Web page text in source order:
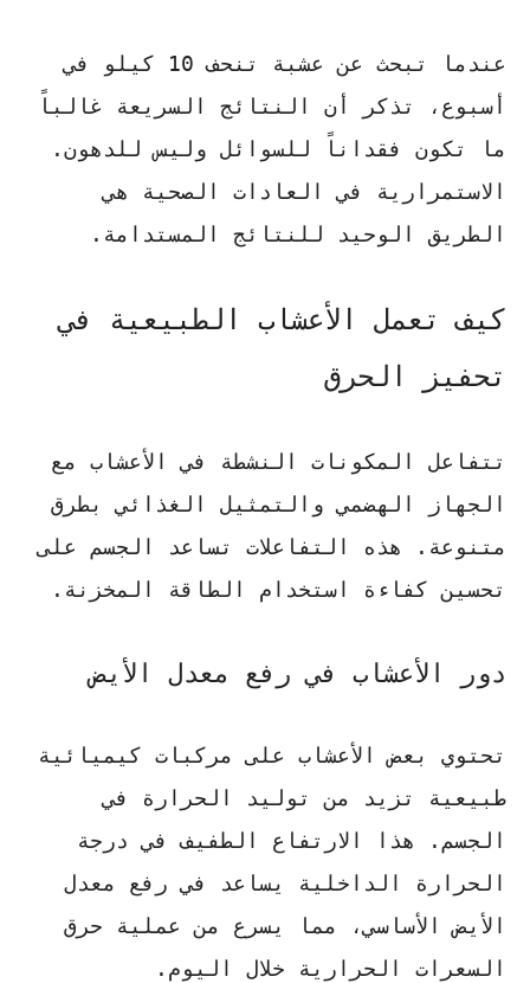
عندما تبحث عن
عشبة تنحف 10 كيلو في
أسبوع ، تذكر أن النتائج السريعة غالباً
ما تكون فقداناً للسوائل وليس للدهون.
الاستمرارية في العادات الصحية هي
الطريق الوحيد للنتائج المستدامة.
كيف تعمل الأعشاب الطبيعية في
تحفيز الحرق
تتفاعل المكونات النشطة في الأعشاب مع
الجهاز الهضمي والتمثيل الغذائي بطرق
متنوعة. هذه التفاعلات تساعد الجسم على
تحسين كفاءة استخدام الطاقة المخزنة.
دور الأعشاب في رفع معدل الأيض
تحتوي بعض الأعشاب على مركبات كيميائية
طبيعية تزيد من توليد الحرارة في
الجسم. هذا الارتفاع الطفيف في درجة
الحرارة الداخلية يساعد في رفع معدل
الأيض الأساسي، مما يسرع من عملية حرق
السعرات الحرارية خلال اليوم.